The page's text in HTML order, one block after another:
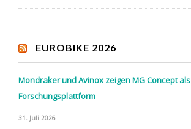
EUROBIKE 2026
Mondraker und Avinox zeigen MG Concept als
Forschungsplattform
31. Juli 2026